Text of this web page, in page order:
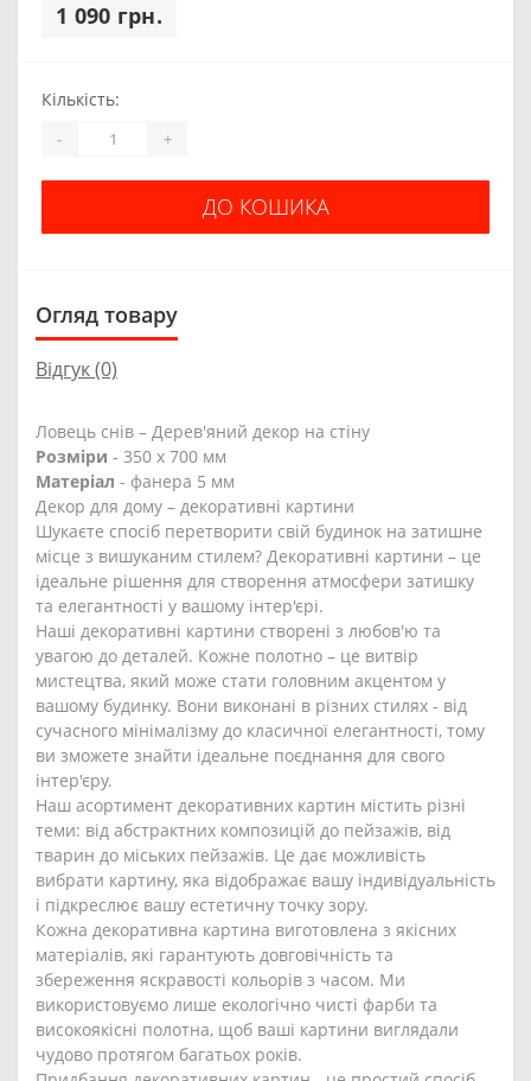
1 090 грн.
Кількість:
- +
ДО КОШИКА
Огляд товару
Відгук (0)
Ловець снів – Дерев'яний декор на стіну
Розміри - 350 х 700 мм
Матеріал - фанера 5 мм
Декор для дому – декоративні картини
Шукаєте спосіб перетворити свій будинок на затишне
місце з вишуканим стилем? Декоративні картини – це
ідеальне рішення для створення атмосфери затишку
та елегантності у вашому інтер'єрі.
Наші декоративні картини створені з любов'ю та
увагою до деталей. Кожне полотно – це витвір
мистецтва, який може стати головним акцентом у
вашому будинку. Вони виконані в різних стилях - від
сучасного мінімалізму до класичної елегантності, тому
ви зможете знайти ідеальне поєднання для свого
інтер'єру.
Наш асортимент декоративних картин містить різні
теми: від абстрактних композицій до пейзажів, від
тварин до міських пейзажів. Це дає можливість
вибрати картину, яка відображає вашу індивідуальність
і підкреслює вашу естетичну точку зору.
Кожна декоративна картина виготовлена з якісних
матеріалів, які гарантують довговічність та
збереження яскравості кольорів з часом. Ми
використовуємо лише екологічно чисті фарби та
високоякісні полотна, щоб ваші картини виглядали
чудово протягом багатьох років.